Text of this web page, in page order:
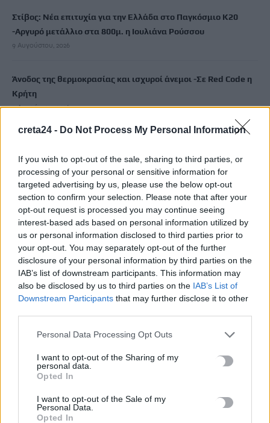
creta24 - Do Not Process My Personal Information
If you wish to opt-out of the sale, sharing to third parties, or
processing of your personal or sensitive information for
targeted advertising by us, please use the below opt-out
section to confirm your selection. Please note that after your
opt-out request is processed you may continue seeing
interest-based ads based on personal information utilized by
us or personal information disclosed to third parties prior to
your opt-out. You may separately opt-out of the further
disclosure of your personal information by third parties on the
IAB’s list of downstream participants. This information may
also be disclosed by us to third parties on the IAB’s List of
Downstream Participants that may further disclose it to other
Personal Data Processing Opt Outs
I want to opt-out of the Sharing of my
personal data.
Opted In
I want to opt-out of the Sale of my
Personal Data.
Opted In
Στίβος: Νέα επιτυχία για την Ελλάδα στο Παγκόσμιο Κ20
-Αργυρό μετάλλιο στα 800μ. η Ιουλιάνα Ρούσσου
9 Αυγούστου, 2026
Άνοδος της θερμοκρασίας και ισχυροί άνεμοι -Σε Red Code η
Κρήτη
9 Αυγούστου, 2026
κάνετε καταγγελία για παρανομίες
8 Αυγούστου, 2026
Περσείδες: Το εντυπωσιακό φαινόμενο πλησιάζει – Πότε θα
δούμε τη «βροχή» των αστεριών
Ενοίκια: Πότε γίνονται υποχρεωτικές οι πληρωμές μέσω
8 Αυγούστου, 2026
γαϊδουράκια της μετά τις πυρκαγιές
8 Αυγούστου, 2026
κρεοπωλών Χανίων
8 Αυγούστου, 2026